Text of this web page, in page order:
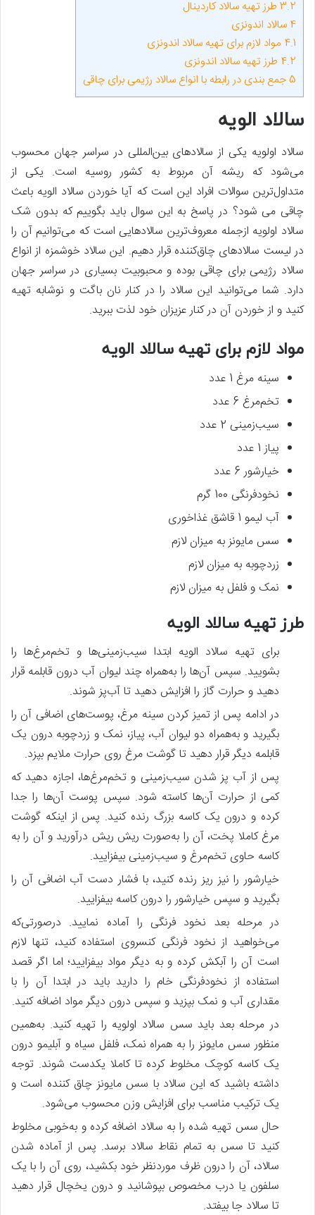
3.2 طرز تهیه سالاد کاردینال
4 سالاد اندونزی
4.1 مواد لازم برای تهیه سالاد اندونزی
4.2 طرز تهیه سالاد اندونزی
5جمع بندی در رابطه با انواع سالاد رژیمی برای چاقی
سالاد الویه
سالاد اولویه یکی از سالاد‌های بین‌المللی در سراسر جهان محسوب
می‌شود که ریشه آن مربوط به کشور روسیه است. یکی از
متداول‌ترین سوالات افراد این است که آیا خوردن سالاد الویه باعث
چاقی می شود؟ در پاسخ به این سوال باید بگوییم که بدون شک
سالاد اولویه ازجمله معروف‌ترین سالادهایی است که می‌توانیم آن را
در لیست سالادهای چاق‌کننده قرار دهیم. این سالاد خوشمزه از انواع
سالاد رژیمی برای چاقی بوده و محبوبیت بسیاری در سراسر جهان
دارد. شما می‌توانید این سالاد را در کنار نان باگت و نوشابه تهیه
کنید و از خوردن آن در کنار عزیزان خود لذت ببرید.
مواد لازم برای تهیه سالاد الویه
سینه مرغ 1 عدد
تخم‌مرغ 6 عدد
سیب‌زمینی 2 عدد
پیاز 1 عدد
خیارشور 6 عدد
نخودفرنگی 100 گرم
آب لیمو 1 قاشق غذاخوری
سس مایونز به میزان لازم
زردچوبه به میزان لازم
نمک و فلفل به میزان لازم
طرز تهیه سالاد الویه
برای تهیه سالاد الویه ابتدا سیب‌زمینی‌ها و تخم‌مرغ‌ها را
بشویید. سپس آن‌ها را به‌همراه چند لیوان آب درون قابلمه قرار
دهید و حرارت گاز را افزایش دهید تا آب‌پز شوند.
در ادامه پس‌ از تمیز کردن سینه مرغ، پوست‌های اضافی آن را
بگیرید و به‌همراه دو لیوان آب، پیاز، نمک و زردچوبه درون یک
قابلمه دیگر قرار دهید تا گوشت مرغ روی حرارت ملایم بپزد.
پس‌ از آب پز شدن سیب‌زمینی و تخم‌مرغ‌ها، اجازه دهید که
کمی از حرارت آن‌ها کاسته شود. سپس پوست آن‌ها را جدا
کرده و درون یک کاسه بزرگ رنده کنید. پس‌ از اینکه گوشت
مرغ کاملا پخت، آن را به‌صورت ریش ریش درآورید و آن را به
کاسه حاوی تخم‌مرغ و سیب‌زمینی بیفزایید.
خیارشور را نیز ریز رنده کنید، با فشار دست آب اضافی آن را
بگیرید و سپس خیارشور را درون کاسه بیفزایید.
در مرحله بعد نخود فرنگی را آماده نمایید. درصورتی‌که
می‌خواهید از نخود فرنگی کنسروی استفاده کنید، تنها لازم
است آن را آبکش کرده و به دیگر مواد بیفزایید؛ اما اگر قصد
استفاده از نخودفرنگی خام را دارید باید در ابتدا آن را با
مقداری آب و نمک بپزید و سپس درون دیگر مواد اضافه کنید.
در مرحله بعد باید سس سالاد اولویه را تهیه کنید. به‌همین
منظور سس مایونز را به همراه نمک، فلفل سیاه و آبلیمو درون
یک کاسه کوچک مخلوط کرده تا کاملا یکدست شوند. توجه
داشته باشید که این سالاد با سس مایونز چاق‌ کننده است و
یک ترکیب مناسب برای افزایش وزن محسوب می‌شود.
حال سس تهیه شده را به سالاد اضافه کرده و به‌خوبی مخلوط
کنید تا سس به تمام نقاط سالاد برسد. پس‌ از آماده شدن
سالاد، آن را درون ظرف موردنظر خود بکشید، روی آن را با یک
سلفون یا درب مخصوص بپوشانید و درون یخچال قرار دهید
تا سالاد جا بیفتد.